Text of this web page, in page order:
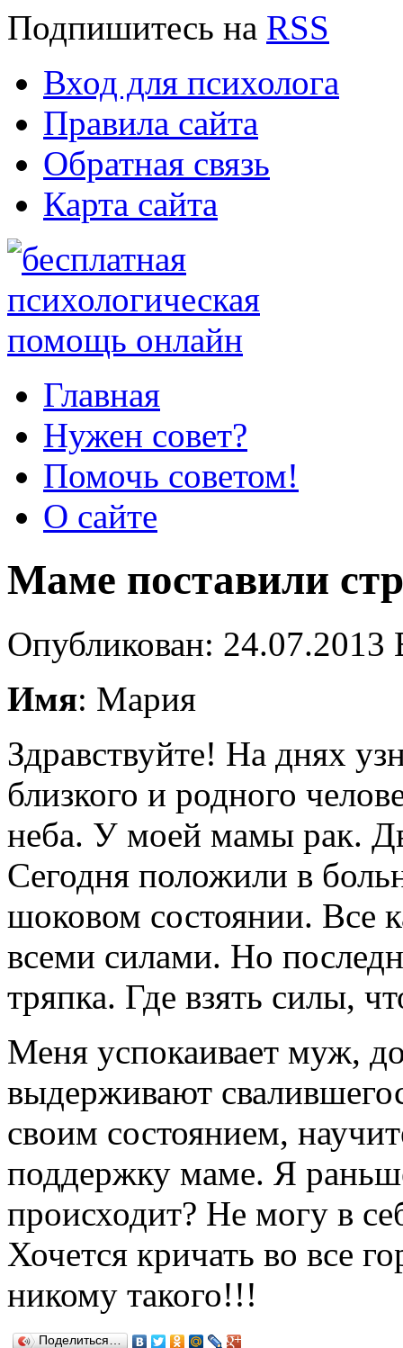
Подпишитесь на RSS
Вход для психолога
Правила сайта
Обратная связь
Карта сайта
Главная
Нужен совет?
Помочь советом!
О сайте
Маме поставили
Опубликован:
Имя: Мария
Здравствуйте! На днях
близкого и родного
неба. У моей мамы рак.
Сегодня положили в
шоковом состоянии. Все
всеми силами. Но
тряпка. Где взять силы,
Меня успокаивает муж,
выдерживают
своим состоянием,
поддержку маме. Я
происходит? Не могу в
Хочется кричать во все
никому такого!!!
Поделиться…